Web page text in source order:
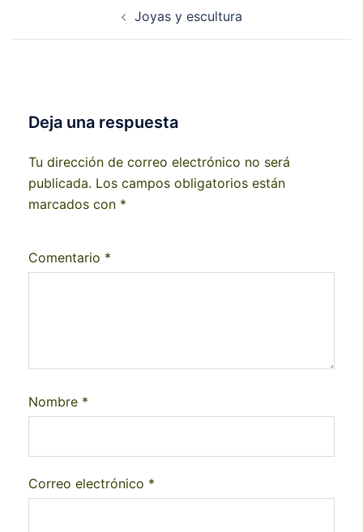
Joyas y escultura
Deja una respuesta
Tu dirección de correo electrónico no será
publicada. Los campos obligatorios están
marcados con *
Comentario *
Nombre *
Correo electrónico *